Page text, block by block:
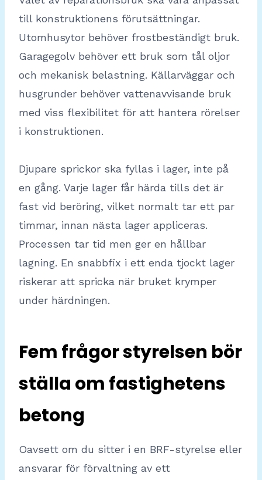
till konstruktionens förutsättningar.
Utomhusytor behöver frostbeständigt bruk.
Garagegolv behöver ett bruk som tål oljor
och mekanisk belastning. Källarväggar och
husgrunder behöver vattenavvisande bruk
med viss flexibilitet för att hantera rörelser
i konstruktionen.
Djupare sprickor ska fyllas i lager, inte på
en gång. Varje lager får härda tills det är
fast vid beröring, vilket normalt tar ett par
timmar, innan nästa lager appliceras.
Processen tar tid men ger en hållbar
lagning. En snabbfix i ett enda tjockt lager
riskerar att spricka när bruket krymper
under härdningen.
Fem frågor styrelsen bör
ställa om fastighetens
betong
Oavsett om du sitter i en BRF-styrelse eller
ansvarar för förvaltning av ett